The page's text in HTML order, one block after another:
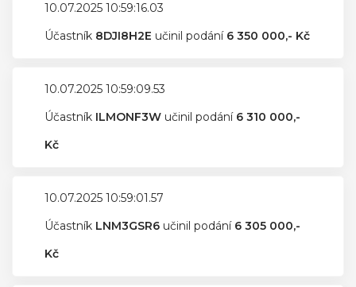
10.07.2025 10:59:16.03
Účastník 8DJI8H2E učinil podání 6 350 000,- Kč
10.07.2025 10:59:09.53
Účastník ILMONF3W učinil podání 6 310 000,-
Kč
10.07.2025 10:59:01.57
Účastník LNM3GSR6 učinil podání 6 305 000,-
Kč